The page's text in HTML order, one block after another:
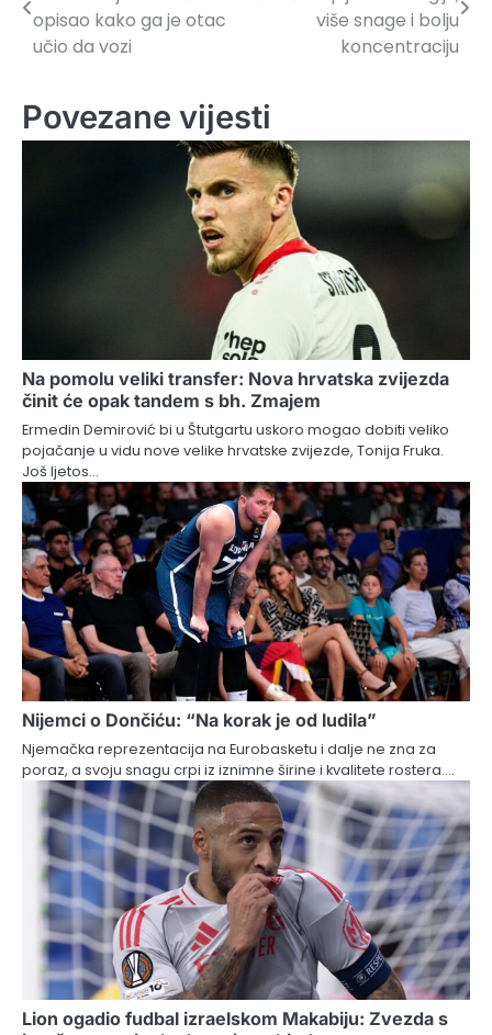
članaka
opisao kako ga je otac
učio da vozi
više snage i bolju
koncentraciju
Povezane vijesti
Na pomolu veliki transfer: Nova hrvatska zvijezda
činit će opak tandem s bh. Zmajem
Ermedin Demirović bi u Štutgartu uskoro mogao dobiti veliko
pojačanje u vidu nove velike hrvatske zvijezde, Tonija Fruka.
Još ljetos…
Nijemci o Dončiću: “Na korak je od ludila”
Njemačka reprezentacija na Eurobasketu i dalje ne zna za
poraz, a svoju snagu crpi iz iznimne širine i kvalitete rostera.…
Lion ogadio fudbal izraelskom Makabiju: Zvezda s